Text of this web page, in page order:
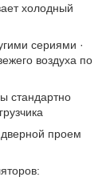
холодный
сериями ·
воздуха по
проем